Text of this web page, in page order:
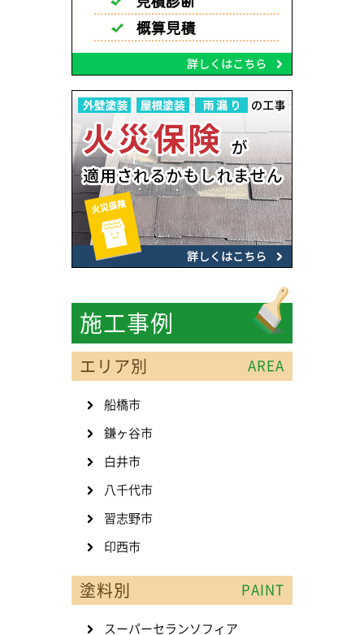
施工事例
エリア別 AREA
船橋市
鎌ヶ谷市
白井市
八千代市
習志野市
印西市
塗料別 PAINT
スーパーセランソフィア